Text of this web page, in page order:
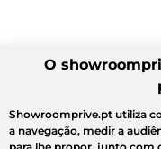
O
Showroomprive.pt utiliza
a navegação, medir a